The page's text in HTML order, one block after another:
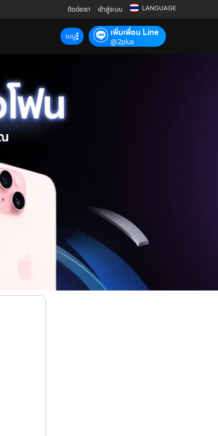
ติดต่อเรา เข้าสู่ระบบ LANGUAGE
เมนู เพิ่มเพื่อน Line
@2plus